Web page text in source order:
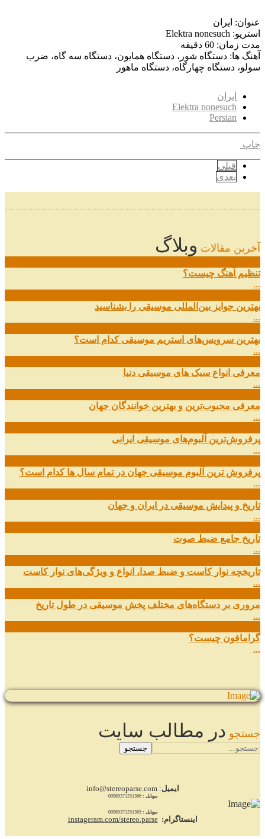
عنوان: ایران
استریو: Elektra nonesuch
مدت زمان: 60 دقیقه
آهنگ ها: دستگاه شور، دستگاه همایون، دستگاه سه گاه، ضرب
سولو، دستگاه چهارگاه، دستگاه ماهور
ایران
Elektra nonesuch
Persian
چاپ
قبلی
بعدی
آخرین مقالات وبلاگ
تنظیم آهنگ چیست؟
...
بهترین جوایز بین‌المللی موسیقی را بشناسید
...
بهترین سرویس‌های استریم موسیقی کدام است؟
...
معرفی انواع سبک های موسیقی دنیا
...
معرفی محبوب‌ترین و بهترین خوانندگان جهان
...
پرفروش‌ترین آلبوم‌های موسیقی ایرانی
...
پرفروش ترین آلبوم موسیقی جهان در تمام سال ها کدام است؟
...
تاریخ و پیدایش موسیقی در ایران و جهان
...
تاریخ جامع ضبط صوت
...
تاریخچه نوار کاست و ضبط صدا، انواع و ویژگی‌های نوار کاست
...
مروری بر دستگاه‌های مختلف پخش موسیقی در طول تاریخ
...
گرامافون چیست؟
...
جستجو در مطالب سایت
جستجو
ایمیل : info@stereoparse.com
موبایل :00989371251366
موبایل :00989371251365
اینستاگرام: instageram.com/stereo.parse